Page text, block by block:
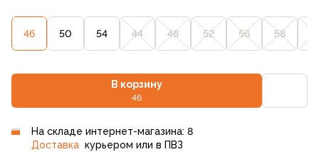
46 50 54 44 48 52 56 58
В корзину
46
На складе интернет-магазина: 8
Доставка курьером или в ПВЗ